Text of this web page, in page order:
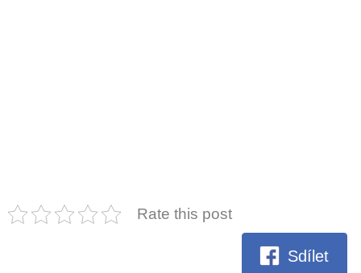
Rate this post
Sdílet